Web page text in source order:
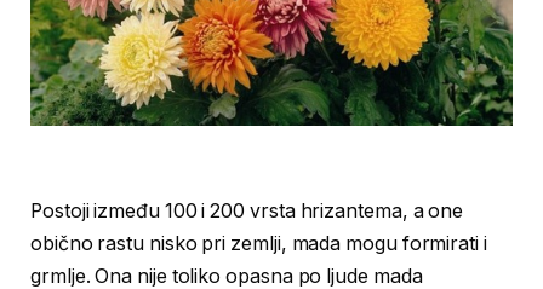
Postoji između 100 i 200 vrsta hrizantema, a one
obično rastu nisko pri zemlji, mada mogu formirati i
grmlje. Ona nije toliko opasna po ljude mada